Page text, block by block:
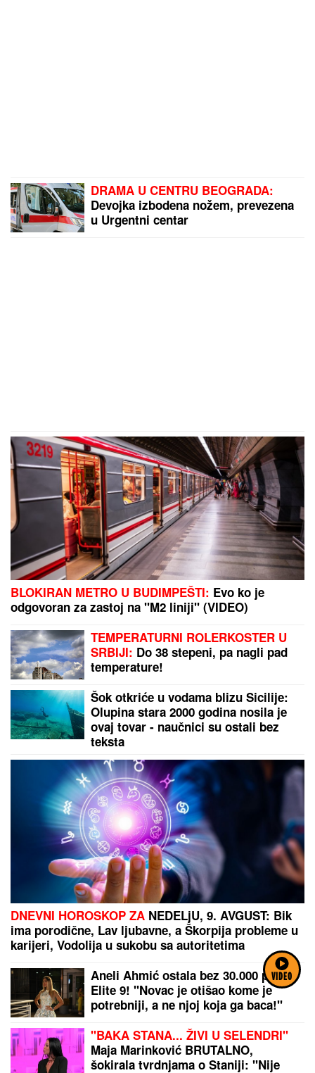
VIDEO
DRAMA U CENTRU BEOGRADA:
Devojka izbodena nožem, prevezena
u Urgentni centar
BLOKIRAN METRO U BUDIMPEŠTI: Evo ko je
odgovoran za zastoj na "M2 liniji" (VIDEO)
TEMPERATURNI ROLERKOSTER U
SRBIJI: Do 38 stepeni, pa nagli pad
temperature!
Šok otkriće u vodama blizu Sicilije:
Olupina stara 2000 godina nosila je
ovaj tovar - naučnici su ostali bez
teksta
DNEVNI HOROSKOP ZA NEDELjU, 9. AVGUST: Bik
ima porodične, Lav ljubavne, a Škorpija probleme u
karijeri, Vodolija u sukobu sa autoritetima
Aneli Ahmić ostala bez 30.000 posle
Elite 9! "Novac je otišao kome je
potrebniji, a ne njoj koja ga baca!"
"BAKA STANA... ŽIVI U SELENDRI"
Maja Marinković BRUTALNO,
šokirala tvrdnjama o Staniji: "Nije